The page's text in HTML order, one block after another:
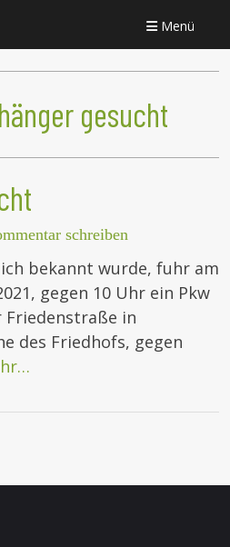
Menü
gesucht
schreiben
bekannt wurde, fuhr am
gegen 10 Uhr ein Pkw
Friedenstraße in
des Friedhofs, gegen